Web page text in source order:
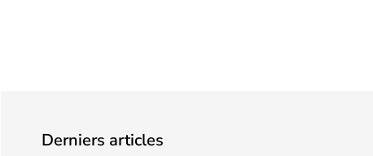
Derniers articles